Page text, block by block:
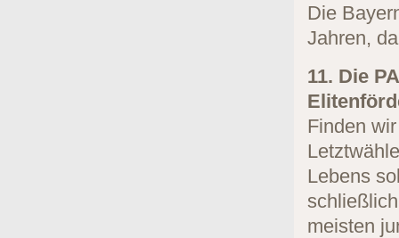
Die
Jahren,
11. Die
Finden
Lebens
meisten